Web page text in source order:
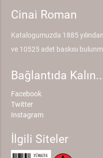
Cinai Roman
Katalogumuzda 1885
ve 10525 adet baskısı
Bağlantıda
Facebook
Twitter
Instagram
İlgili Siteler